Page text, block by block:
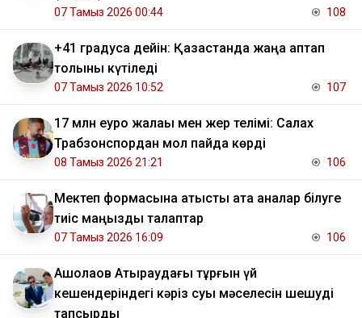
07 Тамыз 2026 00:44 108
+41 градусқа дейін: Қазақстанда жаңа аптап
толқыны күтіледі
07 Тамыз 2026 10:52 107
17 млн еуро жалақы мен жер телімі: Салах
Трабзонспордан мол пайда көрді
08 Тамыз 2026 21:21 106
Мектеп формасына қатысты ата аналар білуге
тиіс маңызды талаптар
07 Тамыз 2026 16:09 106
​Ақшолақов Атыраудағы тұрғын үй
кешендеріндегі кәріз суы мәселесін шешуді
тапсырды